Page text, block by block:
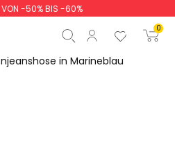
VON -50% BIS -60%
0
in Marineblau